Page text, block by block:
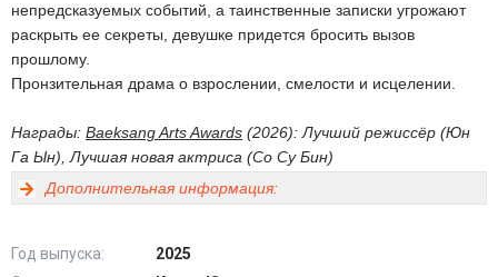
непредсказуемых событий, а таинственные записки угрожают
раскрыть ее секреты, девушке придется бросить вызов
прошлому.
Пронзительная драма о взрослении, смелости и исцелении.
Награды: Baeksang Arts Awards (2026): Лучший режиссёр (Юн
Га Ын), Лучшая новая актриса (Со Су Бин)
Дополнительная информация:
Год выпуска:
2025